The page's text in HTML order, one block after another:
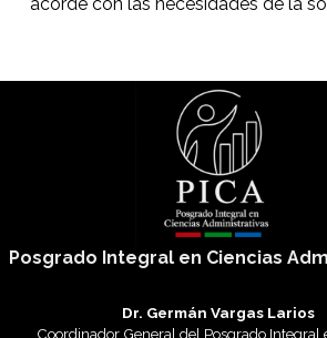
Posgrado Integral en Ciencias
Dr. Germán Vargas Larios
Coordinador General del Posgrado Integral